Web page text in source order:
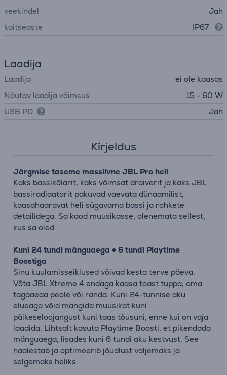
veekindel
Jah
kaitseaste
IP67
Laadija
Laadija
ei ole kaasas
Nõutav laadija võimsus
15 - 60 W
USB PD
Jah
Kirjeldus
Järgmise taseme massiivne JBL Pro heli
Kaks bassikõlarit, kaks võimsat draiverit ja kaks JBL
bassiradiaatorit pakuvad vaevata dünaamilist,
kaasahaaravat heli sügavama bassi ja rohkete
detailidega. Sa kaod muusikasse, olenemata sellest,
kus sa oled.
Kuni 24 tundi mänguaega + 6 tundi Playtime
Boostiga
Sinu kuulamisseiklused võivad kesta terve päeva.
Võta JBL Xtreme 4 endaga kaasa toast tuppa, oma
tagaaeda peole või randa. Kuni 24-tunnise aku
elueaga võid mängida muusikat kuni
päikeseloojangust kuni taas tõusuni, enne kui on vaja
laadida. Lihtsalt kasuta Playtime Boosti, et pikendada
mänguaega, lisades kuni 6 tundi aku kestvust. See
häälestab ja optimeerib jõudlust valjemaks ja
selgemaks heliks.